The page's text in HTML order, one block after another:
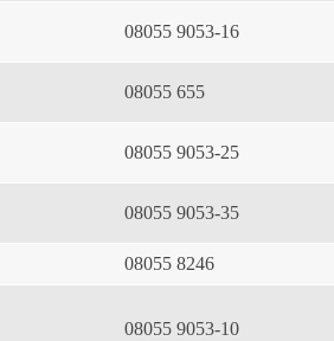
08055 9053-16
08055 655
08055 9053-25
08055 9053-35
08055 8246
08055 9053-10